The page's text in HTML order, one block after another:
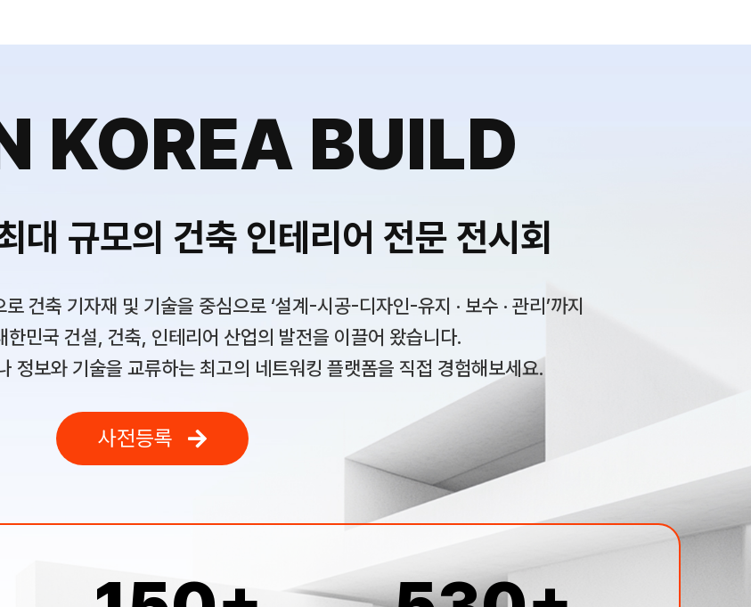
KOREA BUILD
대 규모의 건축 인테리어 전문 전시회
건축 기자재 및 기술을 중심으로 ‘설계-시공-디자인-유지 · 보수 · 관리’까지
한민국 건설, 건축, 인테리어 산업의 발전을 이끌어 왔습니다.
정보와 기술을 교류하는 최고의 네트워킹 플랫폼을 직접 경험해보세요.
사전등록